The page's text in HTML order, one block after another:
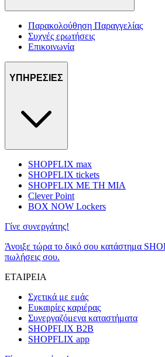
Παρακολούθηση Παραγγελίας
Συχνές ερωτήσεις
Επικοινωνία
ΥΠΗΡΕΣΙΕΣ
SHOPFLIX max
SHOPFLIX tickets
SHOPFLIX ΜΕ ΤΗ ΜΙΑ
Clever Point
BOX NOW Lockers
Γίνε συνεργάτης!
Άνοιξε τώρα το δικό σου κατάστημα
πωλήσεις σου.
ΕΤΑΙΡΕΙΑ
Σχετικά με εμάς
Ευκαιρίες καριέρας
Συνεργαζόμενα καταστήματα
SHOPFLIX B2B
SHOPFLIX app